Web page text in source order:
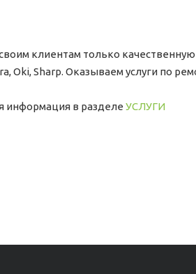
клиентам только
Oki, Sharp. Оказываем услуги по
информация в разделе УСЛУГИ